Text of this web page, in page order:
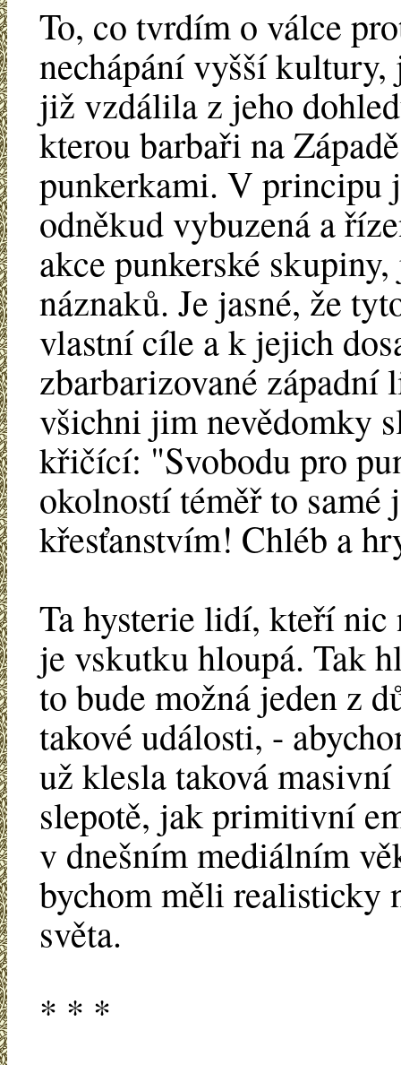
To, co tvrdím o válce
nechápání vyšší
již vzdálila z jeho
kterou barbaři na
punkerkami. V principu
odněkud vybuzená a
akce punkerské
náznaků. Je jasné, že
vlastní cíle a k jejich
zbarbarizované
všichni jim nevědomky
křičící: "Svobodu pro
okolností téměř to
křesťanstvím! Chléb a
Ta hysterie lidí, kteří nic
je vskutku hloupá. Tak
to bude možná jeden z
takové události, -
už klesla taková
slepotě, jak primitivní
v dnešním mediálním
bychom měli realisticky
světa.
* * *